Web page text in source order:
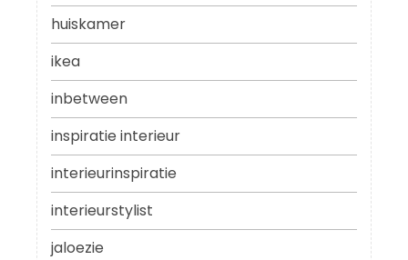
huiskamer
ikea
inbetween
inspiratie interieur
interieurinspiratie
interieurstylist
jaloezie